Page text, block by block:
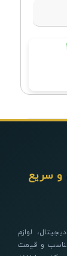
و سریع
لوازم
مناسب و قیمت